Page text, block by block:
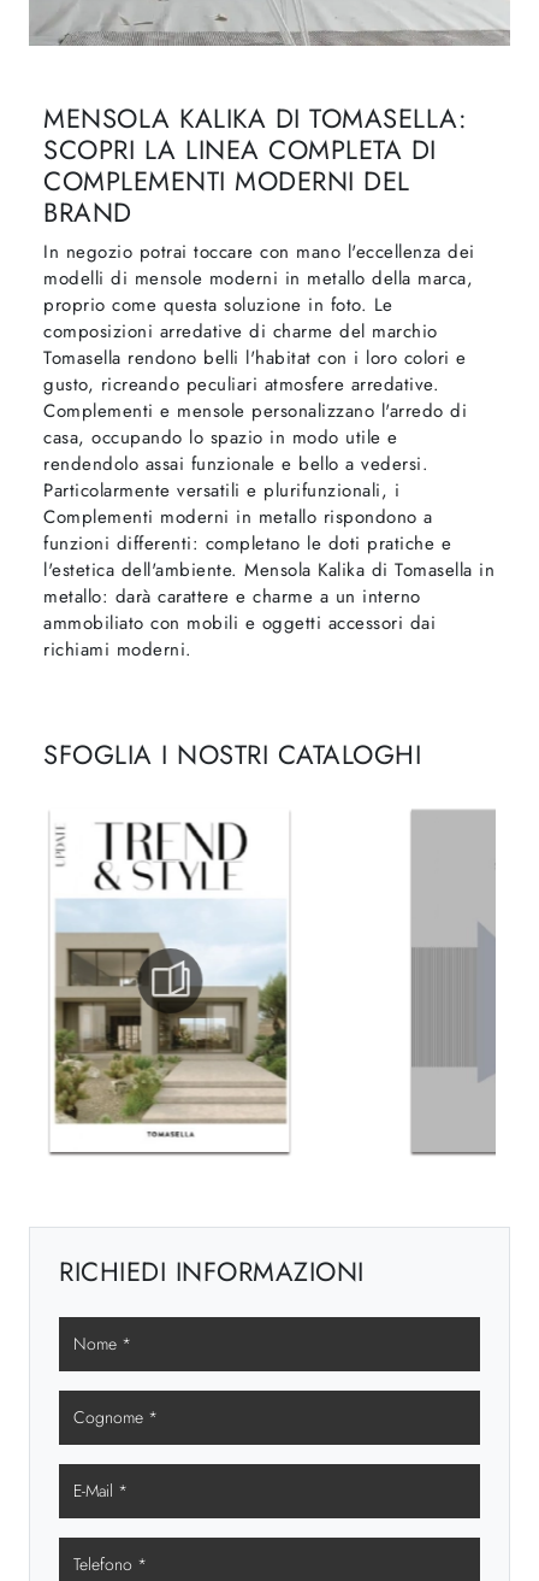
MENSOLA KALIKA DI TOMASELLA:
SCOPRI LA LINEA COMPLETA DI
COMPLEMENTI MODERNI DEL
BRAND
In negozio potrai toccare con mano l'eccellenza dei
modelli di mensole moderni in metallo della marca,
proprio come questa soluzione in foto. Le
composizioni arredative di charme del marchio
Tomasella rendono belli l'habitat con i loro colori e
gusto, ricreando peculiari atmosfere arredative.
Complementi e mensole personalizzano l'arredo di
casa, occupando lo spazio in modo utile e
rendendolo assai funzionale e bello a vedersi.
Particolarmente versatili e plurifunzionali, i
Complementi moderni in metallo rispondono a
funzioni differenti: completano le doti pratiche e
l'estetica dell'ambiente. Mensola Kalika di Tomasella in
metallo: darà carattere e charme a un interno
ammobiliato con mobili e oggetti accessori dai
richiami moderni.
SFOGLIA I NOSTRI CATALOGHI
RICHIEDI INFORMAZIONI